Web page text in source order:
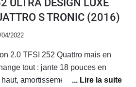
ULTRA DESIGN LUXE
S TRONIC (2016)
04/2022
2.0 TFSI 252 Quattro mais en
tout : jante 18 pouces en
amortissement confort, siege